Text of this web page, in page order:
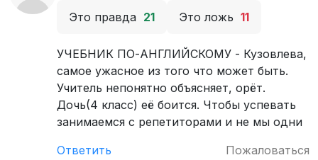
Это правда 21 Это ложь 11
УЧЕБНИК ПО-АНГЛИЙСКОМУ - Кузовлева,
самое ужасное из того что может быть.
Учитель непонятно объясняет, орёт.
Дочь(4 класс) её боится. Чтобы успевать
занимаемся с репетиторами и не мы одни
Ответить
Пожаловаться